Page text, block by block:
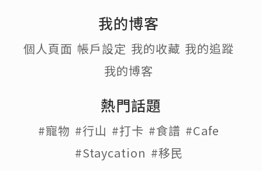
我的博客
個人頁面 帳戶設定 我的收藏 我的追蹤
我的博客
熱門話題
#寵物 #行山 #打卡 #食譜 #Cafe
#Staycation #移民